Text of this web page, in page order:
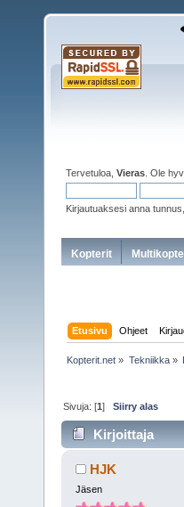
Tervetuloa, Vieras . Ole
Kirjautuaksesi anna
Kopterit
Etusivu Ohjeet
Kopterit.net » Tekniikka»
Sivuja: [1]Siirry alas
Kirjoittaja
HJK
Jäsen